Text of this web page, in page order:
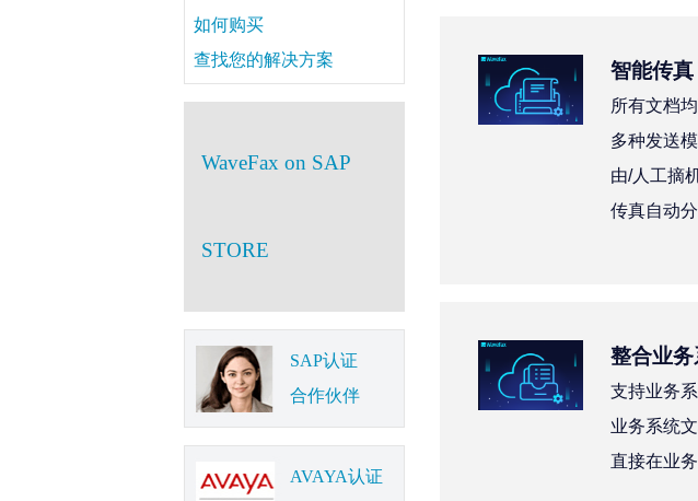
如何购买
查找您的解决方案
WaveFax on SAP
STORE
SAP认证
合作伙伴
AVAYA认证
智能传真
所有文档
多种发送
由/人工摘
传真自动
整合业
支持业务
业务系统
直接在业